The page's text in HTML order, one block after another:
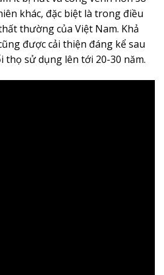
khác, đặc biệt là trong điều
thường của Việt Nam. Khả
được cải thiện đáng kể sau
thọ sử dụng lên tới 20-30 năm.